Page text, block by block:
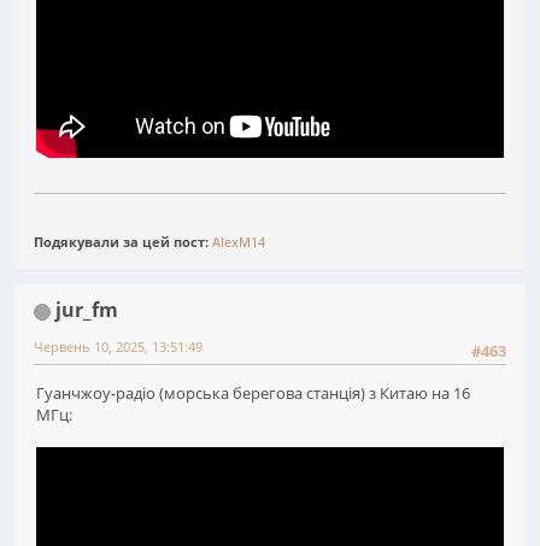
Подякували за цей пост: AlexM14
jur_fm
#463
Червень 10, 2025, 13:51:49
Гуанчжоу-радіо (морська берегова станція) з Китаю на 16
МГц: